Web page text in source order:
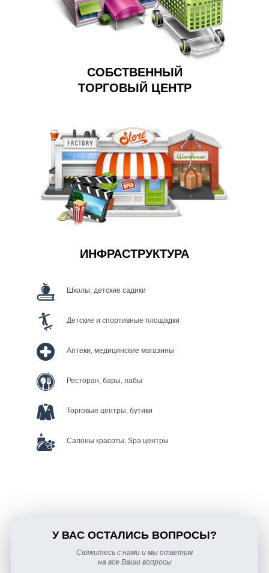
СОБСТВЕННЫЙ
ТОРГОВЫЙ ЦЕНТР
ИНФРАСТРУКТУРА
Школы, детские садики
Детские и спортивные площадки
Аптеки, медицинские магазины
Ресторан, бары, пабы
Торговые центры, бутики
Салоны красоты, Spa центры
У ВАС ОСТАЛИСЬ ВОПРОСЫ?
Свяжитесь с нами и мы ответим
на все Ваши вопросы